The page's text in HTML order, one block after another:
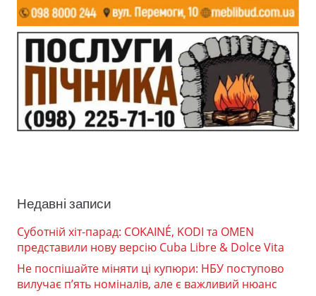
Недавні записи
Суботній хіт-парад: COKAINÉ, KODI та OMEN
представили нову версію Cuba Libre & Dolce Vita
Не поспішайте міняти ці купюри: НБУ поступово
вилучає п’ять номіналів, але є важливий нюанс